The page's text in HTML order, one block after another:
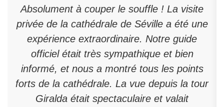
Absolument à couper le souffle ! La visite
privée de la cathédrale de Séville a été une
expérience extraordinaire. Notre guide
officiel était très sympathique et bien
informé, et nous a montré tous les points
forts de la cathédrale. La vue depuis la tour
Giralda était spectaculaire et valait